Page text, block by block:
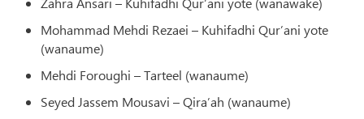
Mohammad Mehdi Rezaei – Kuhifadhi Qur’ani yote
(wanaume)
Mehdi Foroughi – Tarteel (wanaume)
Seyed Jassem Mousavi – Qira’ah (wanaume)